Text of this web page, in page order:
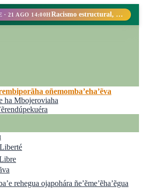
· 21 AGO 14:00H Racismo estructural, perfilamiento racial y abolicionismo carcelario.
oñemomba’eha’ẽva
ha Mbojeroviaha
rehegua ojapohára ñe’ẽme’ẽha’ẽgua